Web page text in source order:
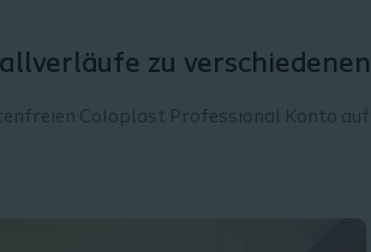
zu
Coloplast Professional Konto